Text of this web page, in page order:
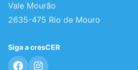
Vale Mourão
2635-475 Rio de Mouro
Siga a cresCER